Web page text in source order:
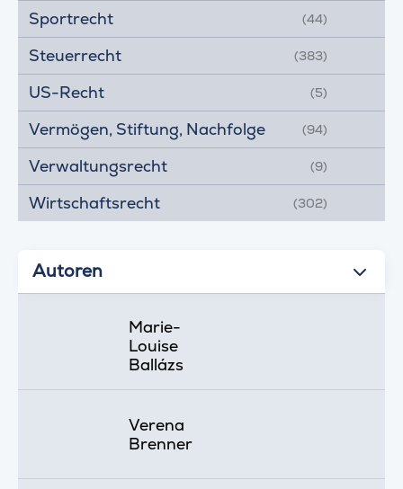
Sportrecht (44)
Steuerrecht (383)
US-Recht (5)
Vermögen, Stiftung, Nachfolge (94)
Verwaltungsrecht (9)
Wirtschaftsrecht (302)
Autoren
Marie-
Louise
Ballázs
Verena
Brenner